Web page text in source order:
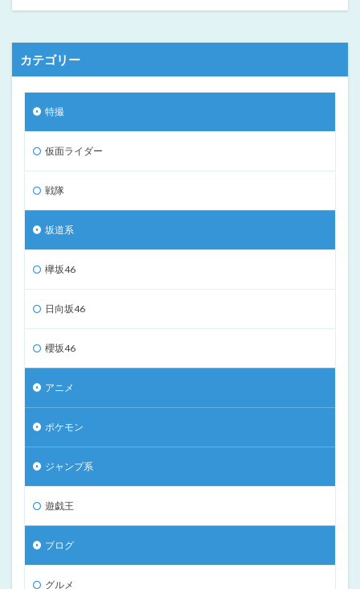
カテゴリー
特撮
仮面ライダー
戦隊
坂道系
欅坂46
日向坂46
櫻坂46
アニメ
ポケモン
ジャンプ系
遊戯王
ブログ
グルメ